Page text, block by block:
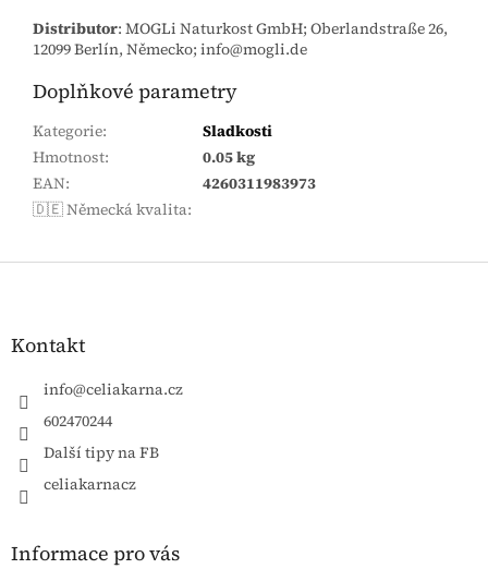
Distributor: MOGLi Naturkost GmbH; Oberlandstraße 26,
12099 Berlín, Německo; info@mogli.de
Doplňkové parametry
Kategorie:
Sladkosti
Hmotnost:
0.05 kg
EAN:
4260311983973
🇩🇪 Německá kvalita:
Zápatí
Kontakt
info@celiakarna.cz
602470244
Další tipy na FB
celiakarnacz
Informace pro vás